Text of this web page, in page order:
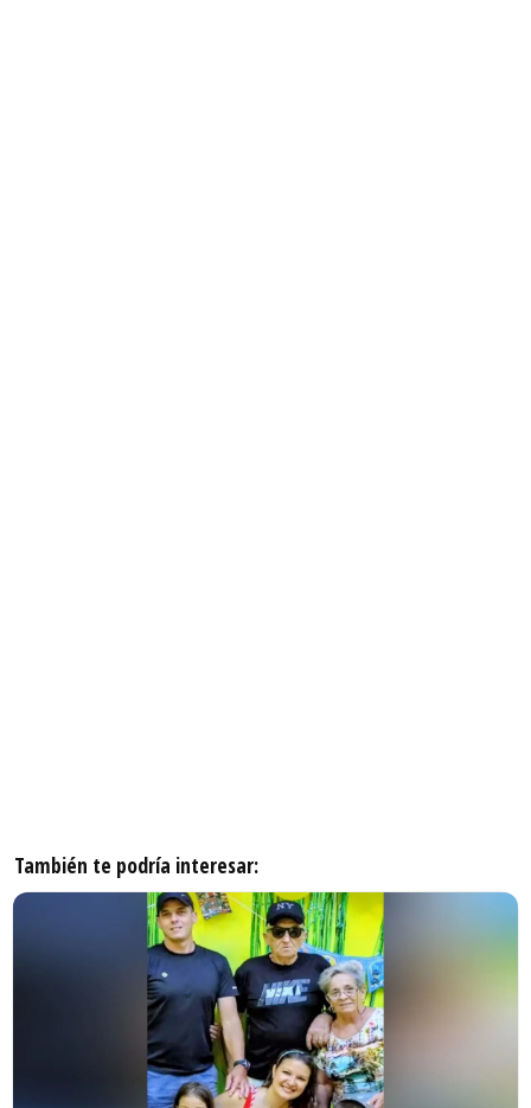
También te podría interesar: